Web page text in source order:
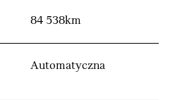
84 538km
Automatyczna